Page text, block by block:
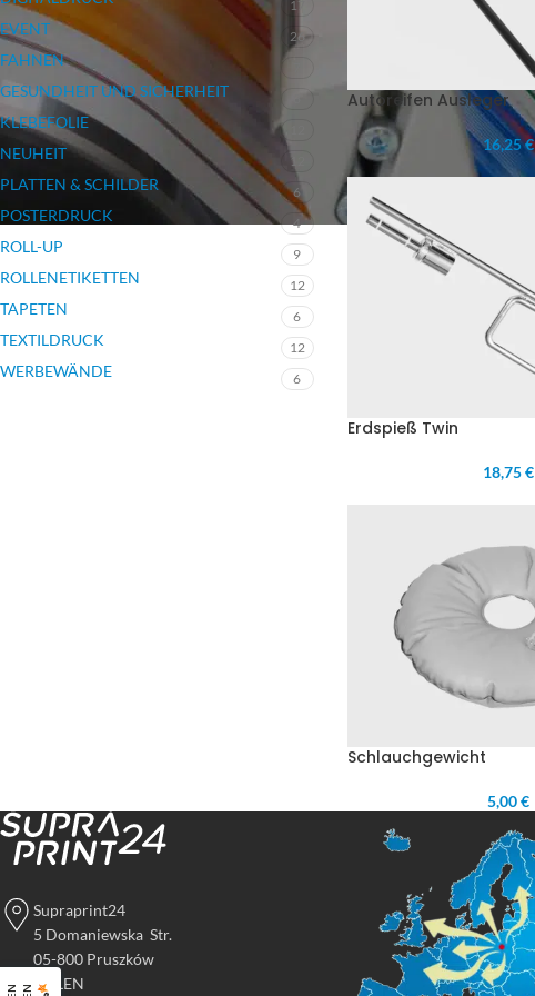
17
EVENT 26
FAHNEN
GESUNDHEIT UND SICHERHEIT
KLEBEFOLIE
NEUHEIT 12
PLATTEN & SCHILDER 6
POSTERDRUCK 4
ROLL-UP 9
ROLLENETIKETTEN 12
TAPETEN 6
TEXTILDRUCK 12
WERBEWÄNDE 6
Autoreifen Ausleger
16,25 €
Erdspieß Twin
18,75 €
Schlauchgewicht
5,00 €
Supraprint24
5 Domaniewska Str.
05-800 Pruszków
POLEN